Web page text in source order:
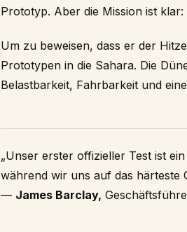
Prototyp. Aber die Mission ist
Um zu beweisen, dass er der
Prototypen in die Sahara. Die
Belastbarkeit, Fahrbarkeit und
„Unser erster offizieller Test ist
während wir uns auf das härteste
— James Barclay,